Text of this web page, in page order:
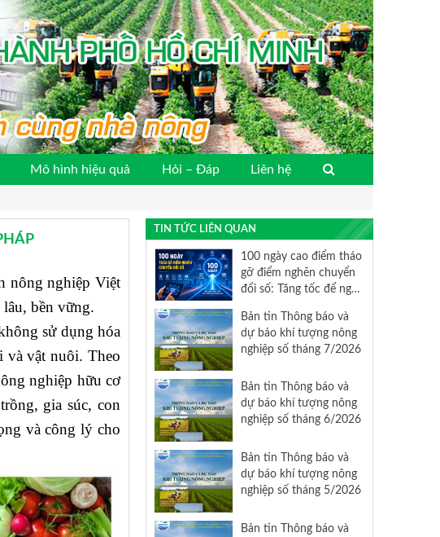
Mô hình hiệu quả Hỏi – Đáp Liên hệ
nông nghiệp Việt
bền vững.
sử dụng hóa
và vật nuôi. Theo
nghiệp hữu cơ
gia súc, con
và công lý cho
TIN TỨC LIÊN QUAN
100 ngày cao điểm tháo
gỡ điểm nghẽn chuyển
đổi số: Tăng tốc để nghị
sống
Bản tin Thông báo và
dự báo khí tượng nông
nghiệp số tháng 7/2026
Bản tin Thông báo và
dự báo khí tượng nông
nghiệp số tháng 6/2026
Bản tin Thông báo và
dự báo khí tượng nông
nghiệp số tháng 5/2026
Bản tin Thông báo và